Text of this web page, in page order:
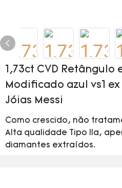
1,73ct CVD Retângulo
Modificado azul vs1 ex
Jóias Messi
Como crescido, não
Alta qualidade Tipo IIa,
diamantes extraídos.